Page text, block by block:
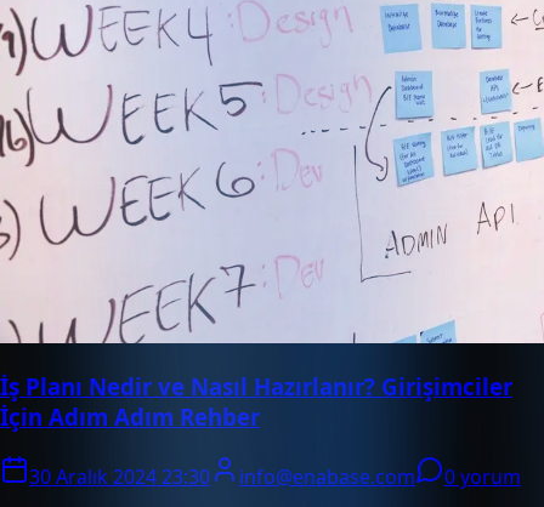
İş Planı Nedir ve Nasıl Hazırlanır? Girişimciler
İçin Adım Adım Rehber
30 Aralık 2024 23:30 info@enabase.com
0 yorum